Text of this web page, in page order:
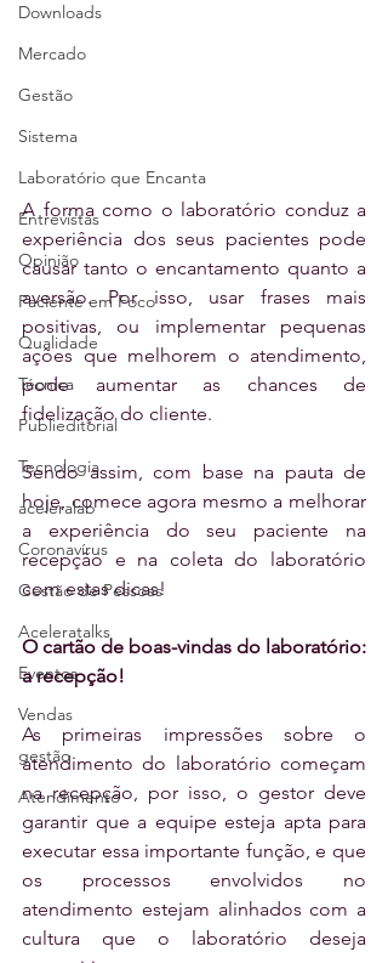
Downloads
Mercado
Gestão
Sistema
Laboratório que Encanta
Entrevistas
Opinião
Paciente em Foco
Qualidade
Técnica
Publieditorial
Tecnologia
aceleralab
Coronavírus
Gestão de Pessoas
Aceleratalks
Eventos
Vendas
gestão
Atendimento
A forma como o laboratório conduz a
experiência dos seus pacientes pode
causar tanto o encantamento quanto a
aversão. Por isso, usar frases mais
positivas, ou implementar pequenas
ações que melhorem o atendimento,
pode aumentar as chances de
fidelização do cliente.
Sendo assim, com base na pauta de
hoje, comece agora mesmo a melhorar
a experiência do seu paciente na
recepção e na coleta do laboratório
com estas dicas!
O cartão de boas-vindas do laboratório:
a recepção!
As primeiras impressões sobre o
atendimento do laboratório começam
na recepção, por isso, o gestor deve
garantir que a equipe esteja apta para
executar essa importante função, e que
os processos envolvidos no
atendimento estejam alinhados com a
cultura que o laboratório deseja